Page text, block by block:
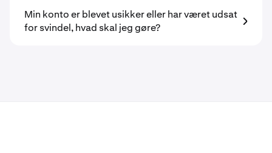
Min konto er blevet usikker eller har været udsat
for svindel, hvad skal jeg gøre?